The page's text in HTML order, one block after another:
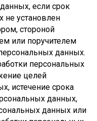
если срок
не установлен
стороной
или поручителем
данных.
персональных
целей
истечение срока
данных,
данных или